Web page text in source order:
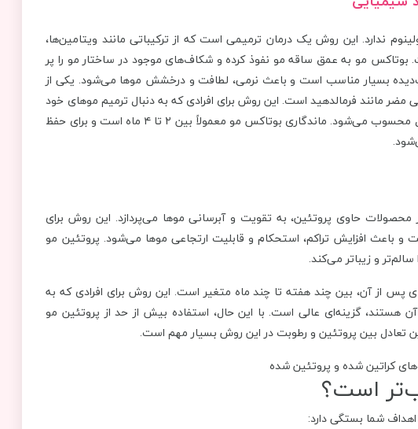
ندارد. این روش یک درمان ترمیمی است که از ترکیباتی مانند ویتامین‌ها،
بوتاکس مو به عمق ساقه مو نفوذ کرده و شکاف‌های موجود در ساختار مو را پر
بسیار مناسب است و باعث نرمی، لطافت و درخشش موها می‌شود. یکی از
مضر مانند فرمالدهید است. این روش برای افرادی که به دنبال ترمیم موهای خود
بدون تغییر ساختار طبیعی آن هستند، گزینه‌ای ایده‌آل محسوب می‌شود. ماندگاری بوتاکس مو معمولاً بین ۲ تا ۴ ماه است و برای حفظ
حاوی پروتئین، به تقویت و آبرسانی موها می‌پردازد. این روش برای
افزایش تراکم، استحکام و قابلیت ارتجاعی موها می‌شود. پروتئین مو
و زیباتر می‌کند.
پس از آن، بین چند هفته تا چند ماه متغیر است. این روش برای افرادی که به
هستند، گزینه‌ای عالی است. با این حال، استفاده بیش از حد از پروتئین مو
بین پروتئین و رطوبت در این روش بسیار مهم است.
است؟
شما بستگی دارد: